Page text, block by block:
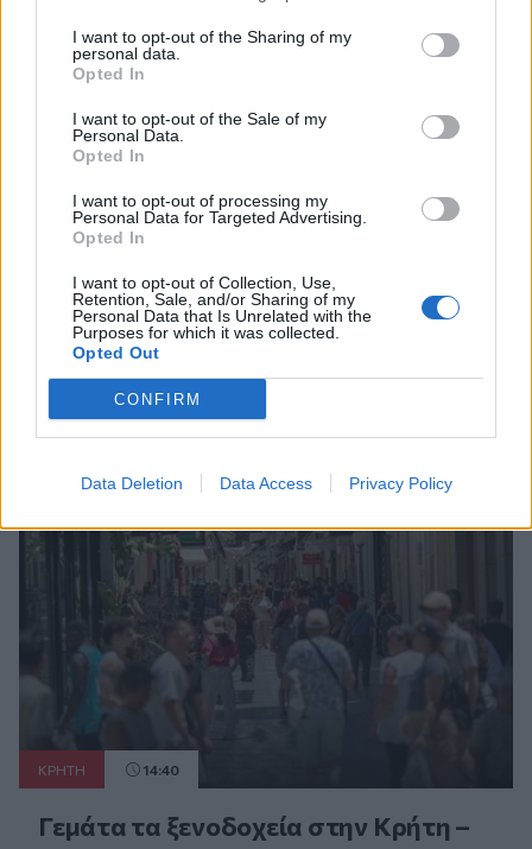
I want to opt-out of the Sharing of my
personal data.
Opted In
I want to opt-out of the Sale of my
Personal Data.
Opted In
I want to opt-out of processing my
Personal Data for Targeted Advertising.
Opted In
I want to opt-out of Collection, Use,
Retention, Sale, and/or Sharing of my
Personal Data that Is Unrelated with the
Purposes for which it was collected.
Opted Out
CONFIRM
Data Deletion Data Access Privacy Policy
Συνεχής ροή
ΚΡΗΤΗ 14:40
Γεμάτα τα ξενοδοχεία στην Κρήτη –